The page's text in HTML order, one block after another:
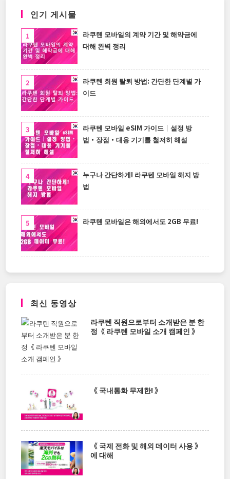
인기 게시물
라쿠텐 모바일의 계약 기간 및 해약금에
대해 완벽 정리
라쿠텐 회원 탈퇴 방법: 간단한 단계별 가
이드
라쿠텐 모바일 eSIM 가이드｜설정 방
법・장점・대응 기기를 철저히 해설
누구나 간단하게! 라쿠텐 모바일 해지 방
법
라쿠텐 모바일은 해외에서도 2GB 무료!
최신 동영상
라쿠텐 직원으로부터 소개받은 분 한
정《 라쿠텐 모바일 소개 캠페인 》
《 국내통화 무제한! 》
《 국제 전화 및 해외 데이터 사용 》
에 대해